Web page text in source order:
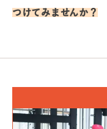
つけてみませんか？